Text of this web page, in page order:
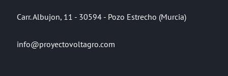
Carr. Albujon, 11 - 30594 - Pozo Estrecho (Murcia)
info@proyectovoltagro.com